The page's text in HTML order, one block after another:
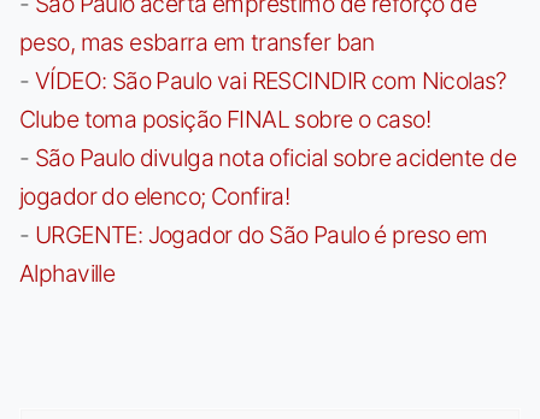
peso, mas esbarra em transfer ban
- VÍDEO: São Paulo vai RESCINDIR com Nicolas?
Clube toma posição FINAL sobre o caso!
- São Paulo divulga nota oficial sobre acidente de
jogador do elenco; Confira!
- URGENTE: Jogador do São Paulo é preso em
Alphaville